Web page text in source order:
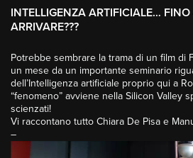
INTELLIGENZA ARTIFICIALE…
ARRIVARE???
Potrebbe sembrare la trama di un film di
un mese da un importante seminario
dell’Intelligenza artificiale proprio qui a
“fenomeno” avviene nella Silicon Valley
scienzati!
Vi raccontano tutto Chiara De Pisa e
–